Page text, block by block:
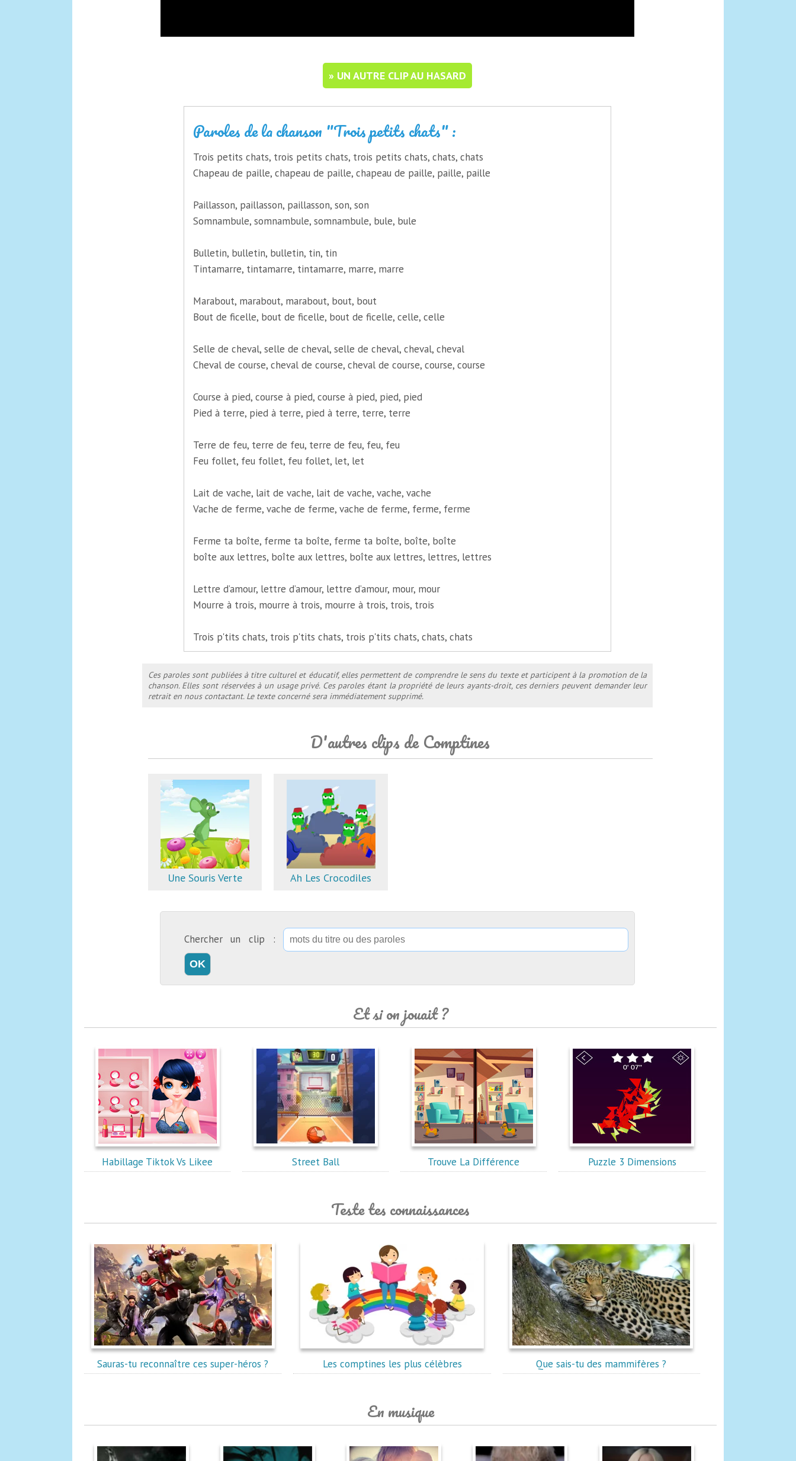
» UN AUTRE CLIP AU HASARD
Paroles de la chanson "Trois petits chats" :
Trois petits chats, trois petits chats, trois petits chats, chats, chats
Chapeau de paille, chapeau de paille, chapeau de paille, paille, paille
Paillasson, paillasson, paillasson, son, son
Somnambule, somnambule, somnambule, bule, bule
Bulletin, bulletin, bulletin, tin, tin
Tintamarre, tintamarre, tintamarre, marre, marre
Marabout, marabout, marabout, bout, bout
Bout de ficelle, bout de ficelle, bout de ficelle, celle, celle
Selle de cheval, selle de cheval, selle de cheval, cheval, cheval
Cheval de course, cheval de course, cheval de course, course, course
Course à pied, course à pied, course à pied, pied, pied
Pied à terre, pied à terre, pied à terre, terre, terre
Terre de feu, terre de feu, terre de feu, feu, feu
Feu follet, feu follet, feu follet, let, let
Lait de vache, lait de vache, lait de vache, vache, vache
Vache de ferme, vache de ferme, vache de ferme, ferme, ferme
Ferme ta boîte, ferme ta boîte, ferme ta boîte, boîte, boîte
boîte aux lettres, boîte aux lettres, boîte aux lettres, lettres, lettres
Lettre d’amour, lettre d’amour, lettre d’amour, mour, mour
Mourre à trois, mourre à trois, mourre à trois, trois, trois
Trois p'tits chats, trois p'tits chats, trois p'tits chats, chats, chats
Ces paroles sont publiées à titre culturel et éducatif, elles permettent de comprendre le sens du texte et participent à la promotion de la
chanson. Elles sont réservées à un usage privé. Ces paroles étant la propriété de leurs ayants-droit, ces derniers peuvent demander leur
retrait en nous contactant. Le texte concerné sera immédiatement supprimé.
D'autres clips de Comptines
Une Souris Verte Ah Les Crocodiles
Chercher un clip :
Et si on jouait ?
Habillage Tiktok Vs Likee Street Ball Trouve La Différence Puzzle 3 Dimensions
Teste tes connaissances
Sauras-tu reconnaître ces super-héros ? Les comptines les plus célèbres Que sais-tu des mammifères ?
En musique